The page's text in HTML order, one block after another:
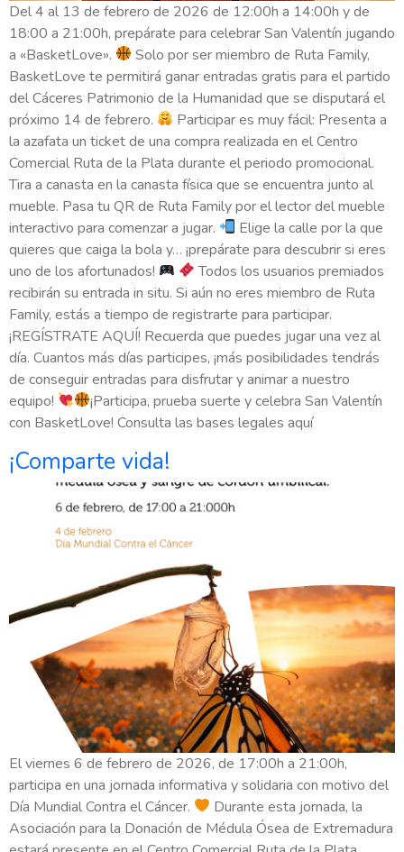
Del 4 al 13 de febrero de 2026 de 12:00h a 14:00h y de
18:00 a 21:00h, prepárate para celebrar San Valentín jugando
a «BasketLove».
Solo por ser miembro de Ruta Family,
BasketLove te permitirá ganar entradas gratis para el partido
del Cáceres Patrimonio de la Humanidad que se disputará el
próximo 14 de febrero.
Participar es muy fácil: Presenta a
la azafata un ticket de una compra realizada en el Centro
Comercial Ruta de la Plata durante el periodo promocional.
Tira a canasta en la canasta física que se encuentra junto al
mueble. Pasa tu QR de Ruta Family por el lector del mueble
interactivo para comenzar a jugar.
Elige la calle por la que
quieres que caiga la bola y… ¡prepárate para descubrir si eres
uno de los afortunados!
Todos los usuarios premiados
recibirán su entrada in situ. Si aún no eres miembro de Ruta
Family, estás a tiempo de registrarte para participar.
¡REGÍSTRATE AQUÍ! Recuerda que puedes jugar una vez al
día. Cuantos más días participes, ¡más posibilidades tendrás
de conseguir entradas para disfrutar y animar a nuestro
equipo!
¡Participa, prueba suerte y celebra San Valentín
con BasketLove! Consulta las bases legales aquí
¡Comparte vida!
El viernes 6 de febrero de 2026, de 17:00h a 21:00h,
participa en una jornada informativa y solidaria con motivo del
Día Mundial Contra el Cáncer.
Durante esta jornada, la
Asociación para la Donación de Médula Ósea de Extremadura